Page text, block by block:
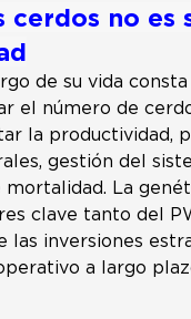
no es
de su vida
el número de
la productividad,
gestión del
La
clave tanto del
las inversiones
a largo